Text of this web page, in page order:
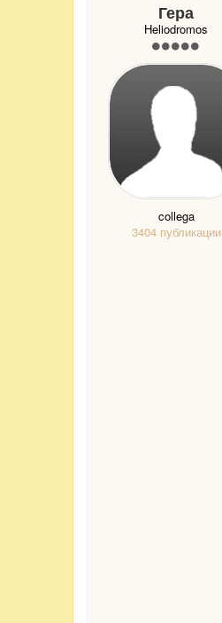
Гера
Heliodromos
collega
3404 публикации